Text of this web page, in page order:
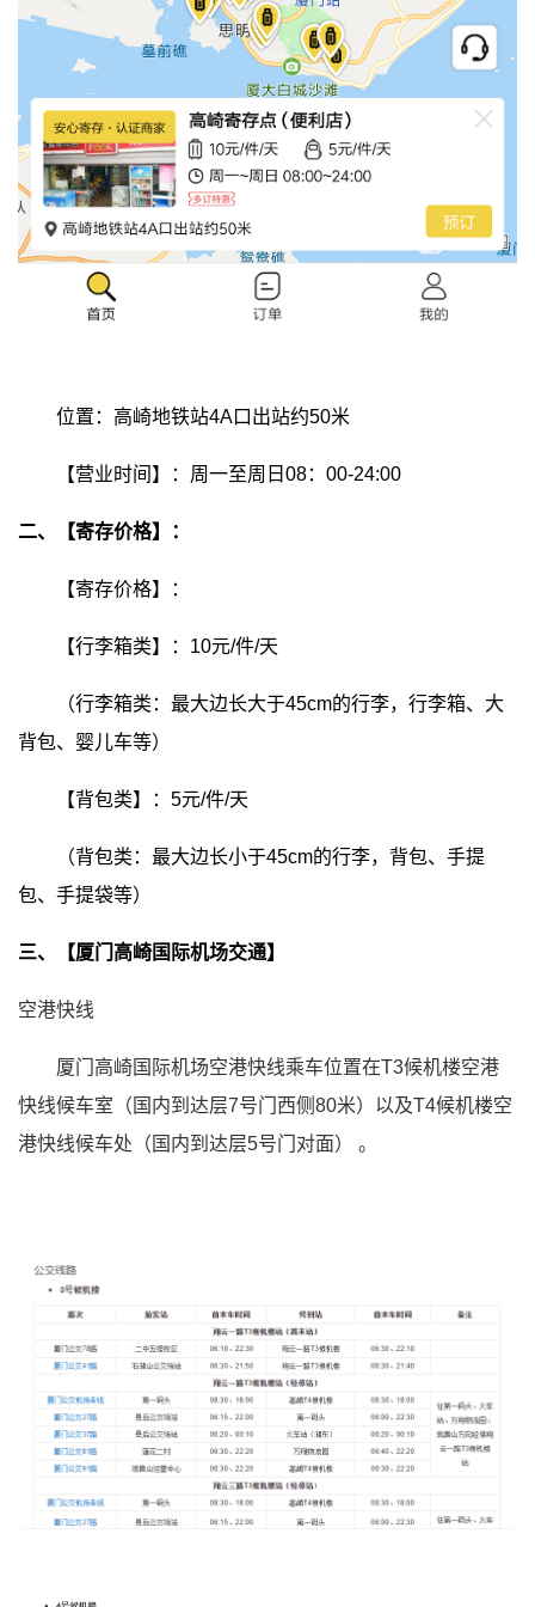
位置：高崎地铁站4A口出站约50米
【营业时间】：周一至周日08：00-24:00
二、【寄存价格】：
【寄存价格】：
【行李箱类】：10元/件/天
（行李箱类：最大边长大于45cm的行李，行李箱、大
背包、婴儿车等）
【背包类】：5元/件/天
（背包类：最大边长小于45cm的行李，背包、手提
包、手提袋等）
三、【厦门高崎国际机场交通】
空港快线
厦门高崎国际机场空港快线乘车位置在T3候机楼空港
快线候车室（国内到达层7号门西侧80米）以及T4候机楼空
港快线候车处（国内到达层5号门对面）
。